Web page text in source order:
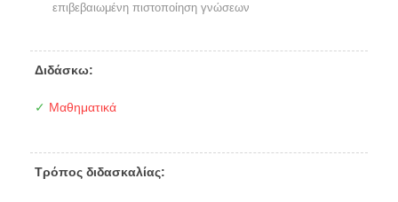
επιβεβαιωμένη πιστοποίηση γνώσεων
Διδάσκω:
✓ Μαθηματικά
Τρόπος διδασκαλίας: